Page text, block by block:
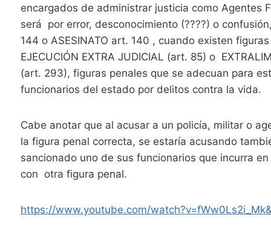
encargados de administrar justicia como Agentes
será por error, desconocimiento (????) o
144 o ASESINATO art. 140 , cuando existen
EJECUCIÓN EXTRA JUDICIAL (art. 85) o
(art. 293), figuras penales que se adecuan para
funcionarios del estado por delitos contra la vida.
Cabe anotar que al acusar a un policía, militar o
la figura penal correcta, se estaría acusando
sancionado uno de sus funcionarios que incurra
con otra figura penal.
https://www.youtube.com/